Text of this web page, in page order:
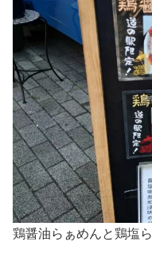
鶏醤油らぁめんと鶏塩